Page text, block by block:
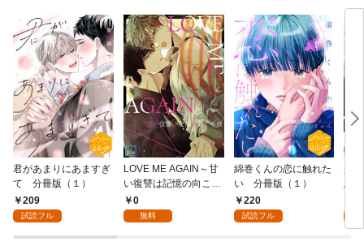
君があまりにあますぎ
て 分冊版（１）
209
試読フル
LOVE ME AGAIN～甘
い復讐は記憶の向こう
側～【全年齢版】(1)
0
無料
綿巻くんの恋に触れた
い 分冊版（１）
220
試読フル
悪